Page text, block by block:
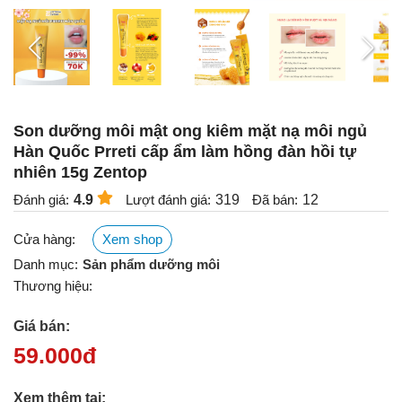
Son dưỡng môi mật ong kiêm mặt nạ môi ngủ
Hàn Quốc Prreti cấp ẩm làm hồng đàn hồi tự
nhiên 15g Zentop
Đánh giá: 4.9 Lượt đánh giá: 319 Đã bán: 12
Cửa hàng:
Xem shop
Danh mục: Sản phẩm dưỡng môi
Thương hiệu:
Giá bán:
59.000đ
Xem thêm tại: